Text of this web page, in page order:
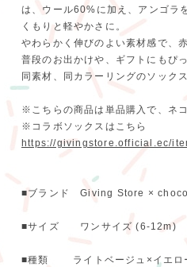
は、ウール60%に加え、アンゴラ
くもりと軽やかさに。
やわらかく伸びのよい素材感で、
普段のお出かけや、ギフトにもぴ
同素材、同カラーリングのソック
※こちらの商品は単品購入で、ネ
※コラボソックスはこちら
https://givingstore.official.ec/
■ブランド Giving Store ×
■サイズ ワンサイズ (6-12m)
■種類 ライトベージュ×イエロ